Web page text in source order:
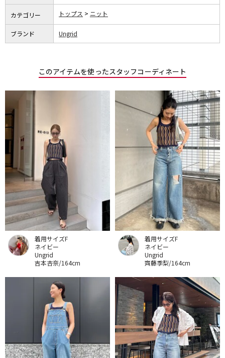
カテゴリー トップス ニット
ブランド Ungrid
このアイテムを使ったスタッフコーディネート
着用サイズF
ネイビー
Ungrid
吉本杏奈/164cm
着用サイズF
ネイビー
Ungrid
齊藤季梨/164cm